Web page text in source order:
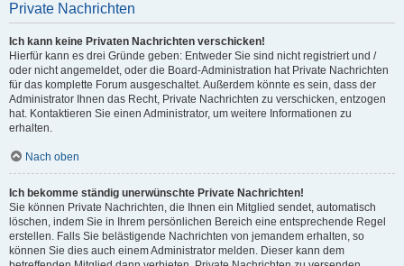
Private Nachrichten
Ich kann keine Privaten Nachrichten verschicken!
Hierfür kann es drei Gründe geben: Entweder Sie sind nicht registriert und /
oder nicht angemeldet, oder die Board-Administration hat Private Nachrichten
für das komplette Forum ausgeschaltet. Außerdem könnte es sein, dass der
Administrator Ihnen das Recht, Private Nachrichten zu verschicken, entzogen
hat. Kontaktieren Sie einen Administrator, um weitere Informationen zu
erhalten.
Nach oben
Ich bekomme ständig unerwünschte Private Nachrichten!
Sie können Private Nachrichten, die Ihnen ein Mitglied sendet, automatisch
löschen, indem Sie in Ihrem persönlichen Bereich eine entsprechende Regel
erstellen. Falls Sie belästigende Nachrichten von jemandem erhalten, so
können Sie dies auch einem Administrator melden. Dieser kann dem